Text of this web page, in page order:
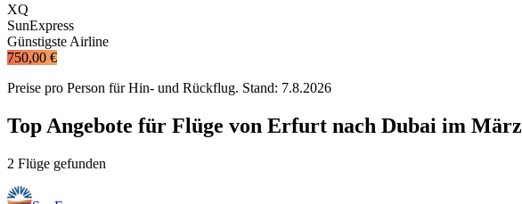
XQ
SunExpress
Günstigste Airline
750,00 €
Preise pro Person für Hin- und Rückflug. Stand: 7.8.2026
Top Angebote für Flüge von Erfurt nach Dubai im März
2 Flüge gefunden